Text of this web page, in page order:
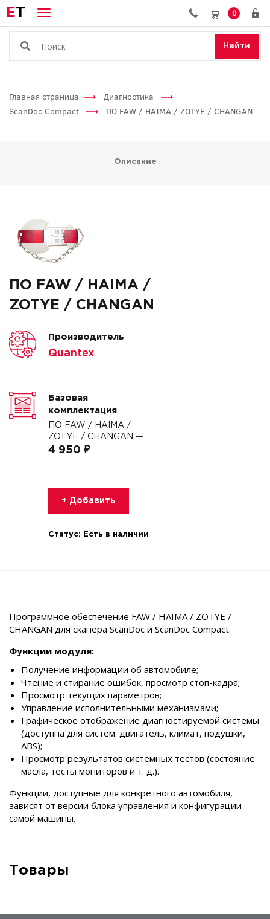
ET 0
Найти
Главная страница
Диагностика
ScanDoc Compact
ПО FAW / HAIMA / ZOTYE / CHANGAN
Описание
ПО FAW / HAIMA /
ZOTYE / CHANGAN
Производитель
Quantex
Базовая
комплектация
ПО FAW / HAIMA /
ZOTYE / CHANGAN —
4 950 ₽
+ Добавить
Статус: Есть в наличии
Программное обеспечение FAW / HAIMA / ZOTYE /
CHANGAN для сканера ScanDoc и ScanDoc Compact.
Функции модуля:
Получение информации об автомобиле;
Чтение и стирание ошибок, просмотр стоп-кадра;
Просмотр текущих параметров;
Управление исполнительными механизмами;
Графическое отображение диагностируемой системы
(доступна для систем: двигатель, климат, подушки,
ABS);
Просмотр результатов системных тестов (состояние
масла, тесты мониторов и т. д.).
Функции, доступные для конкретного автомобиля,
зависят от версии блока управления и конфигурации
самой машины.
Товары